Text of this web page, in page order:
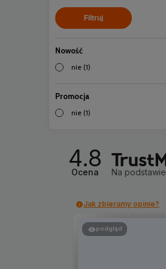
Filtruj
Nowość
nie (1)
Promocja
nie (1)
4.8
Ocena Na podstawie
Jak zbieramy opinie?
podgląd